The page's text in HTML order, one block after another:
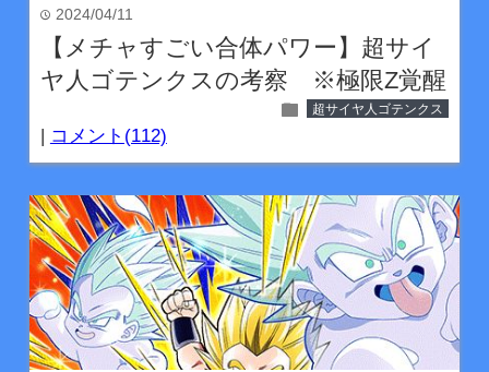
time 2024/04/11
【メチャすごい合体パワー】超サイ
ヤ人ゴテンクスの考察 ※極限Z覚醒
folder 超サイヤ人ゴテンクス
| コメント(112)